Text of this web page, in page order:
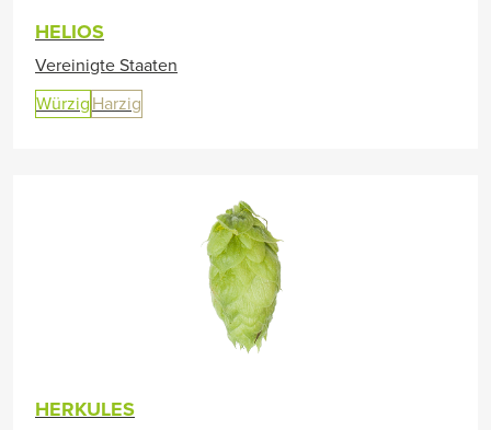
HELIOS
Vereinigte Staaten
Würzig Harzig
HERKULES